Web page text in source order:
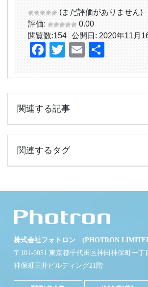
(まだ評価がありません)
評価:
0.00
閲覧数:154 公開日: 2020年11月
Facebook
TwitterEmail
関連する記事
関連するタグ
株式会社フォトロン (PHOTRON
〒101-0051 東京都千代田区神田神保町一丁
神保町三井ビルディング21階